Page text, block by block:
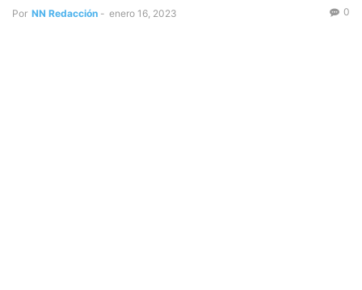
Por NN Redacción - enero 16, 2023 0